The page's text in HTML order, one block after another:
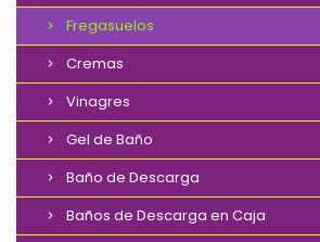
Fregasuelos
Cremas
Vinagres
Gel de Baño
Baño de Descarga
Baños de Descarga en Caja